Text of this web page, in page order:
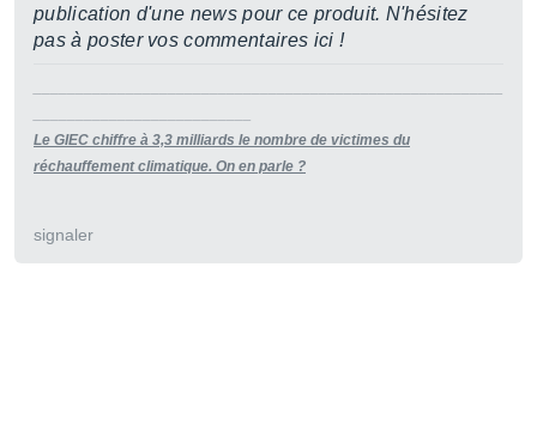
publication d'une news pour ce produit. N'hésitez
pas à poster vos commentaires ici !
Le GIEC chiffre à 3,3 milliards le nombre de victimes du
réchauffement climatique. On en parle ?
signaler